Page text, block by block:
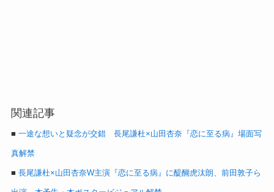
関連記事
■ 一途な想いと疑念が交錯 長尾謙杜×山田杏奈『恋に至る病』場面写
真解禁
■ 長尾謙杜×山田杏奈W主演『恋に至る病』に醍醐虎汰朗、前田敦子ら